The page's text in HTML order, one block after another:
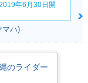
2016年 XSR900 60
th Anniversary・特
別・限定仕様
年6月30日開
マハ)
のライダー